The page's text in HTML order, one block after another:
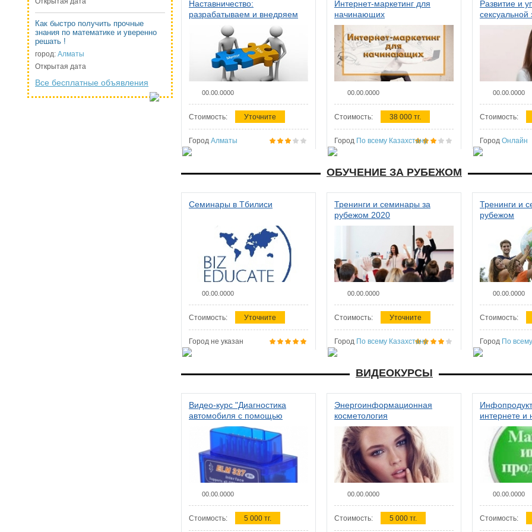
Как быстро получить прочные
знания по математике и уверенно
решать !
город: Алматы
Открытая дата
Все бесплатные объявления
Наставничество:
разрабатываем и внедряем
систему наставничества в
организации
00.00.0000
Стоимость: Уточните
Город Алматы
Интернет-маркетинг для
начинающих
00.00.0000
Стоимость: 38 000 тг.
Город По всему Казахстану
Развитие и
сексуальной
женщин
00.00.0000
Стоимость:
Город Онлайн
ОБУЧЕНИЕ ЗА РУБЕЖОМ
Семинары в Тбилиси
00.00.0000
Стоимость: Уточните
Город не указан
Тренинги и семинары за
рубежом 2020
00.00.0000
Стоимость: Уточните
Город По всему Казахстану
Тренинги и
рубежом
00.00.0000
Стоимость:
Город По
ВИДЕОКУРСЫ
Видео-курс "Диагностика
автомобиля с помощью
сканера ELM 327"
00.00.0000
Стоимость: 5 000 тг.
Энергоинформационная
косметология
00.00.0000
Стоимость: 5 000 тг.
интернете и
00.00.0000
Стоимость: